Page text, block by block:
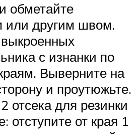
обметайте
или другим швом.
с изнанки по
Выверните на
и проутюжьте.
отсека для резинки
отступите от края 1